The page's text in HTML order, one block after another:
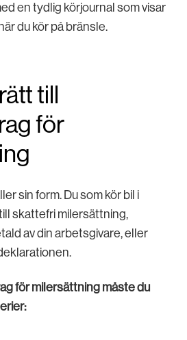
en tydlig körjournal som visar
du kör på bränsle.
till
för
sin form. Du som kör bil i
skattefri milersättning,
av din arbetsgivare, eller
för milersättning måste du